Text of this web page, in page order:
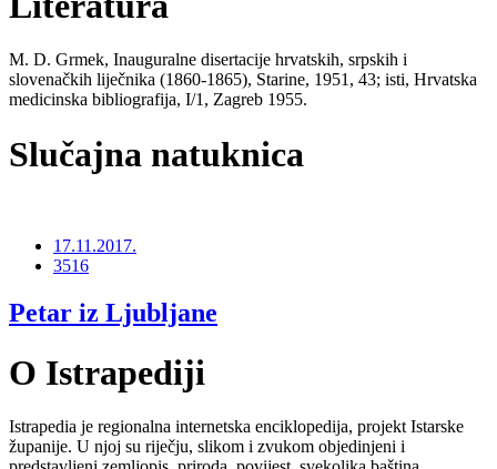
M. D. Grmek, Inauguralne disertacije hrvatskih, srpskih i
slovenačkih liječnika (1860-1865), Starine, 1951, 43; isti, Hrvatska
medicinska bibliografija, I/1, Zagreb 1955.
Slučajna natuknica
17.11.2017.
3516
Petar iz Ljubljane
O Istrapediji
Istrapedia je regionalna internetska enciklopedija, projekt Istarske
županije. U njoj su riječju, slikom i zvukom objedinjeni i